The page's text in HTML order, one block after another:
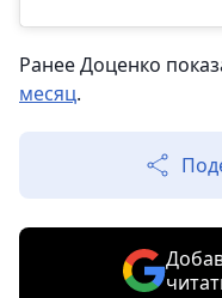
Ранее Доценко
месяц.